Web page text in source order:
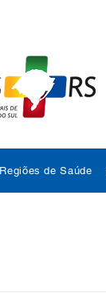
Regiões de Saúde